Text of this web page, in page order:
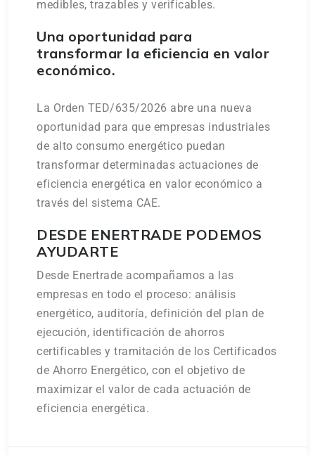
medibles, trazables y verificables.
Una oportunidad para
transformar la eficiencia en valor
económico.
La Orden TED/635/2026 abre una nueva
oportunidad para que empresas industriales
de alto consumo energético puedan
transformar determinadas actuaciones de
eficiencia energética en valor económico a
través del sistema CAE.
DESDE ENERTRADE PODEMOS
AYUDARTE
Desde Enertrade acompañamos a las
empresas en todo el proceso: análisis
energético, auditoría, definición del plan de
ejecución, identificación de ahorros
certificables y tramitación de los Certificados
de Ahorro Energético, con el objetivo de
maximizar el valor de cada actuación de
eficiencia energética.